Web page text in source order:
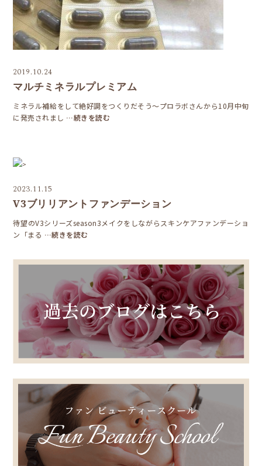
2019.10.24
マルチミネラルプレミアム
ミネラル補給をして絶好調をつくりだそう～プロラボさんから10月中旬
に発売されまし …続きを読む
>
2023.11.15
V3ブリリアントファンデーション
待望のV3シリーズseason3メイクをしながらスキンケアファンデーショ
ン「まる …続きを読む